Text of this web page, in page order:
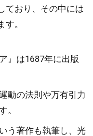
ており、その中には
。
』は1687年に出版
動の法則や万有引力
。
う著作も執筆し、光